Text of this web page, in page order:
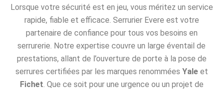
Lorsque votre sécurité est en jeu, vous méritez un service
rapide, fiable et efficace. Serrurier Evere est votre
partenaire de confiance pour tous vos besoins en
serrurerie. Notre expertise couvre un large éventail de
prestations, allant de l’ouverture de porte à la pose de
serrures certifiées par les marques renommées Yaleet
Fichet. Que ce soit pour une urgence ou un projet de